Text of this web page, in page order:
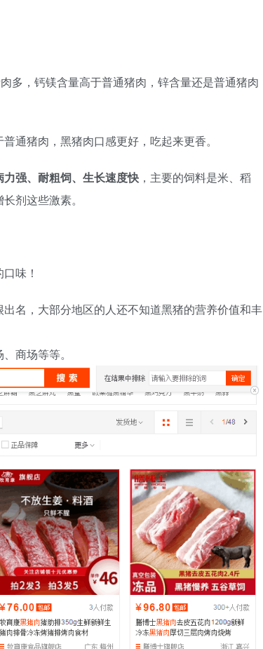
多，钙镁含量高于普通猪肉，锌含量还是普通猪肉
通猪肉，黑猪肉口感更好，吃起来更香。
力强、耐粗饲、生长速度快 ，主要的饲料是米、稻
剂这些激素。
味！
名，大部分地区的人还不知道黑猪的营养价值和丰
商场等等。